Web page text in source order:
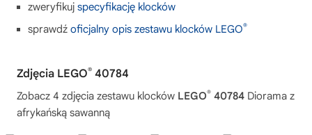
zweryfikuj specyfikację klocków
sprawdź oficjalny opis zestawu klocków LEGO®
Zdjęcia LEGO® 40784
Zobacz 4 zdjęcia zestawu klocków LEGO® 40784 Diorama z
afrykańską sawanną